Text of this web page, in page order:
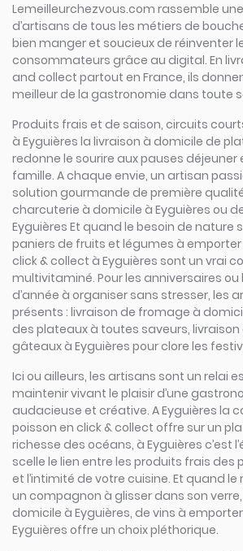
Lemeilleurchezvous.com rassemble
d’artisans de tous les métiers de
bien manger et soucieux de réinventer
consommateurs grâce au digital. En
and collect partout en France, ils
meilleur de la gastronomie dans toute
Produits frais et de saison, circuits
à Eyguières la livraison à domicile de
redonne le sourire aux pauses déjeuner
famille. A chaque envie, un artisan
solution gourmande de première
charcuterie à domicile à Eyguières ou
Eyguières Et quand le besoin de nature
paniers de fruits et légumes à emporter
click & collect à Eyguières sont un vrai
multivitaminé. Pour les anniversaires
d’année à organiser sans stresser, les
présents : livraison de fromage à
des plateaux à toutes saveurs,
gâteaux à Eyguières pour clore les
Ici ou ailleurs, les artisans sont un relai
maintenir vivant le plaisir d’une
audacieuse et créative. A Eyguières la
poisson en click & collect offre sur un
richesse des océans, à Eyguières c’est
scelle le lien entre les produits frais des
et l’intimité de votre cuisine. Et quand
un compagnon à glisser dans son
domicile à Eyguières, de vins à
Eyguières offre un choix pléthorique.